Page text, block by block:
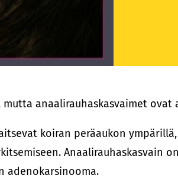
anaalirauhaskasvaimet
koiran peräaukon
Anaalirauhaskasvain
adenokarsinooma.